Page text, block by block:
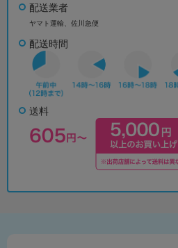
配送業者
ヤマト運輸、佐川急便
配送時間
送料